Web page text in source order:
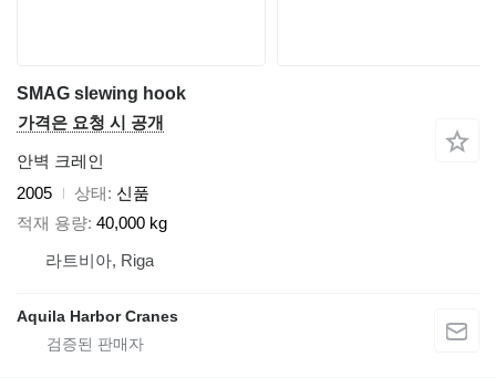
SMAG slewing hook
가격은 요청 시 공개
안벽 크레인
2005
상태
신품
적재 용량 40,000 kg
라트비아, Riga
Aquila Harbor Cranes